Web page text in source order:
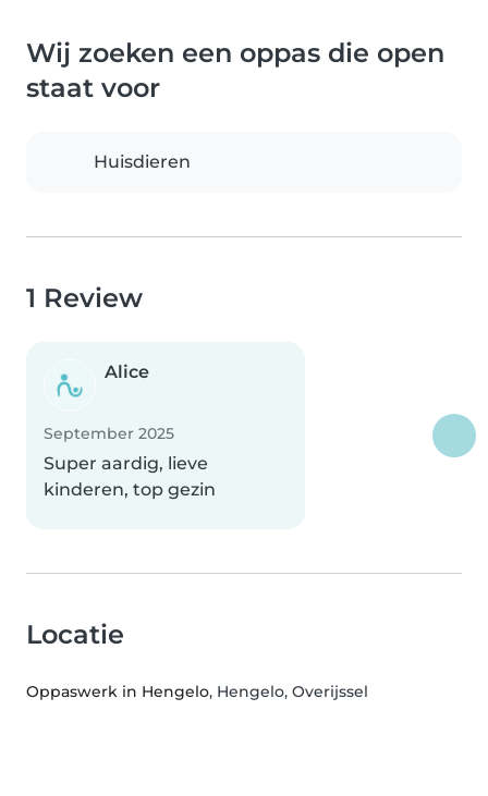
Wij zoeken een oppas die open
staat voor
Huisdieren
1 Review
Alice
September 2025
Super aardig, lieve
kinderen, top gezin
Locatie
Oppaswerk in Hengelo, Hengelo, Overijssel